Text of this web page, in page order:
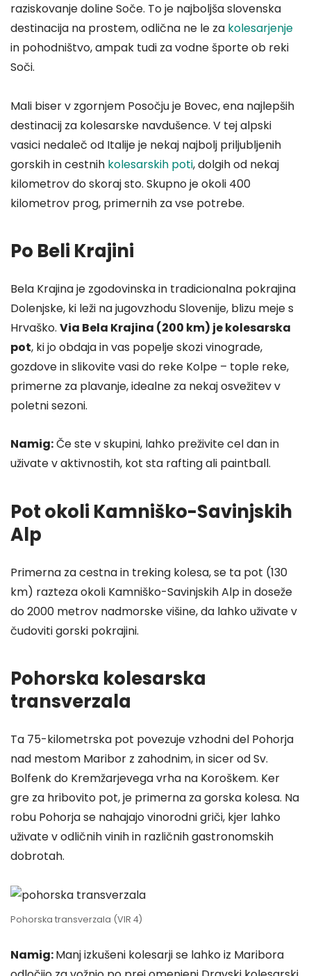
raziskovanje doline Soče. To je najboljša slovenska
destinacija na prostem, odlična ne le za kolesarjenje
in pohodništvo, ampak tudi za vodne športe ob reki
Soči.
Mali biser v zgornjem Posočju je Bovec, ena najlepših
destinacij za kolesarske navdušence. V tej alpski
vasici nedaleč od Italije je nekaj najbolj priljubljenih
gorskih in cestnih kolesarskih poti, dolgih od nekaj
kilometrov do skoraj sto. Skupno je okoli 400
kilometrov prog, primernih za vse potrebe.
Po Beli Krajini
Bela Krajina je zgodovinska in tradicionalna pokrajina
Dolenjske, ki leži na jugovzhodu Slovenije, blizu meje s
Hrvaško. Via Bela Krajina (200 km) je kolesarska
pot, ki jo obdaja in vas popelje skozi vinograde,
gozdove in slikovite vasi do reke Kolpe – tople reke,
primerne za plavanje, idealne za nekaj osvežitev v
poletni sezoni.
Namig:Če ste v skupini, lahko preživite cel dan in
uživate v aktivnostih, kot sta rafting ali paintball.
Pot okoli Kamniško-Savinjskih
Alp
Primerna za cestna in treking kolesa, se ta pot (130
km) razteza okoli Kamniško-Savinjskih Alp in doseže
do 2000 metrov nadmorske višine, da lahko uživate v
čudoviti gorski pokrajini.
Pohorska kolesarska
transverzala
Ta 75-kilometrska pot povezuje vzhodni del Pohorja
nad mestom Maribor z zahodnim, in sicer od Sv.
Bolfenk do Kremžarjevega vrha na Koroškem. Ker
gre za hribovito pot, je primerna za gorska kolesa. Na
robu Pohorja se nahajajo vinorodni griči, kjer lahko
uživate v odličnih vinih in različnih gastronomskih
dobrotah.
Pohorska transverzala (VIR 4)
Namig:Manj izkušeni kolesarji se lahko iz Maribora